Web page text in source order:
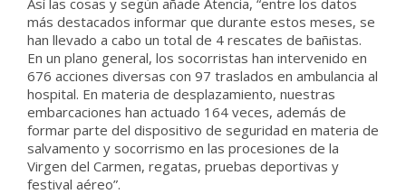
Así las cosas y según añade Atencia, “entre los datos
más destacados informar que durante estos meses, se
han llevado a cabo un total de 4 rescates de bañistas.
En un plano general, los socorristas han intervenido en
676 acciones diversas con 97 traslados en ambulancia al
hospital. En materia de desplazamiento, nuestras
embarcaciones han actuado 164 veces, además de
formar parte del dispositivo de seguridad en materia de
salvamento y socorrismo en las procesiones de la
Virgen del Carmen, regatas, pruebas deportivas y
festival aéreo”.